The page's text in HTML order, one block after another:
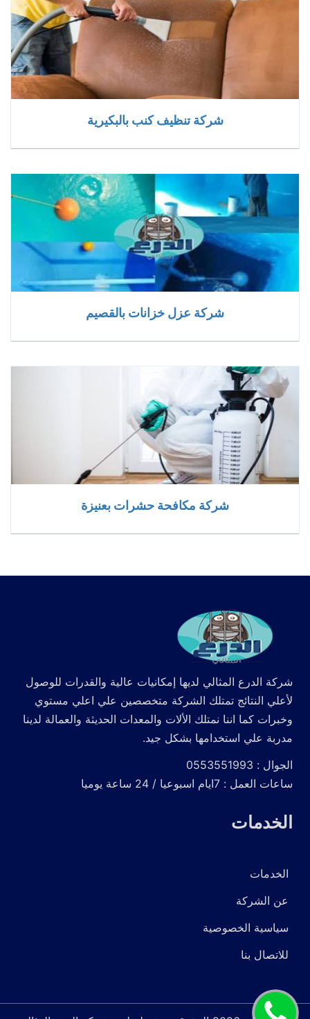
شركة تنظيف كنب بالبكيرية
شركة عزل خزانات بالقصيم
شركة مكافحة حشرات بعنيزة
شركة الدرع المثالي لديها إمكانيات عالية والقدرات للوصول
لأعلي النتائج تمتلك الشركة متخصصين علي اعلي مستوي
وخبرات كما اننا نمتلك الألات والمعدات الحديثة والعمالة لدينا
مدربة علي استخدامها بشكل جيد.
الجوال : 0553551993
ساعات العمل : 7ايام اسبوعيا / 24 ساعة يوميا
الخدمات
الخدمات
عن الشركة
سياسية الخصوصية
للاتصال بنا